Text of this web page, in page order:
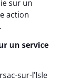
sur un
action
un service
sur-l’Isle